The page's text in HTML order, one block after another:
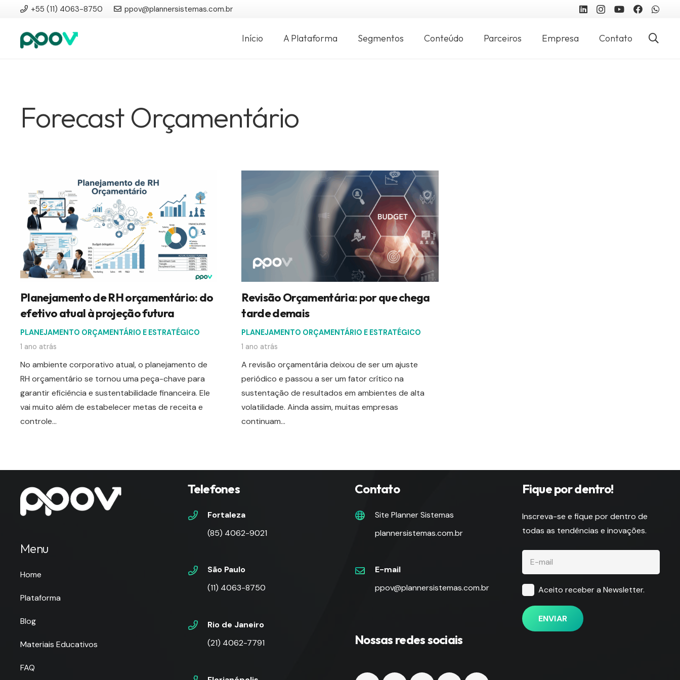
+55 (11) 4063-8750 ppov@plannersistemas.com.br
Início A Plataforma Segmentos Conteúdo Parceiros Empresa Contato
Forecast Orçamentário
Planejamento de RH orçamentário: do
efetivo atual à projeção futura
PLANEJAMENTO ORÇAMENTÁRIO E ESTRATÉGICO
1 ano atrás
No ambiente corporativo atual, o planejamento de
RH orçamentário se tornou uma peça-chave para
garantir eficiência e sustentabilidade financeira. Ele
vai muito além de estabelecer metas de receita e
controle…
Revisão Orçamentária: por que chega
tarde demais
PLANEJAMENTO ORÇAMENTÁRIO E ESTRATÉGICO
1 ano atrás
A revisão orçamentária deixou de ser um ajuste
periódico e passou a ser um fator crítico na
sustentação de resultados em ambientes de alta
volatilidade. Ainda assim, muitas empresas
continuam…
Menu
Home
Plataforma
Blog
Materiais Educativos
FAQ
Telefones
Fortaleza
(85) 4062-9021
São Paulo
(11) 4063-8750
Rio de Janeiro
(21) 4062-7791
Contato
Site Planner Sistemas
plannersistemas.com.br
E-mail
ppov@plannersistemas.com.br
Nossas redes sociais
Fique por dentro!
Inscreva-se e fique por dentro de
todas as tendências e inovações.
Aceito receber a Newsletter.
ENVIAR